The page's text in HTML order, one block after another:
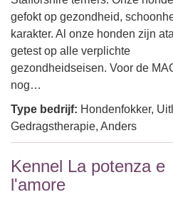
gefokt op gezondheid,
karakter. Al onze honden zijn
getest op alle verplichte
gezondheidseisen. Voor de
nog…
Type bedrijf: Hondenfokker,
Gedragstherapie, Anders
Kennel La potenza e
l'amore